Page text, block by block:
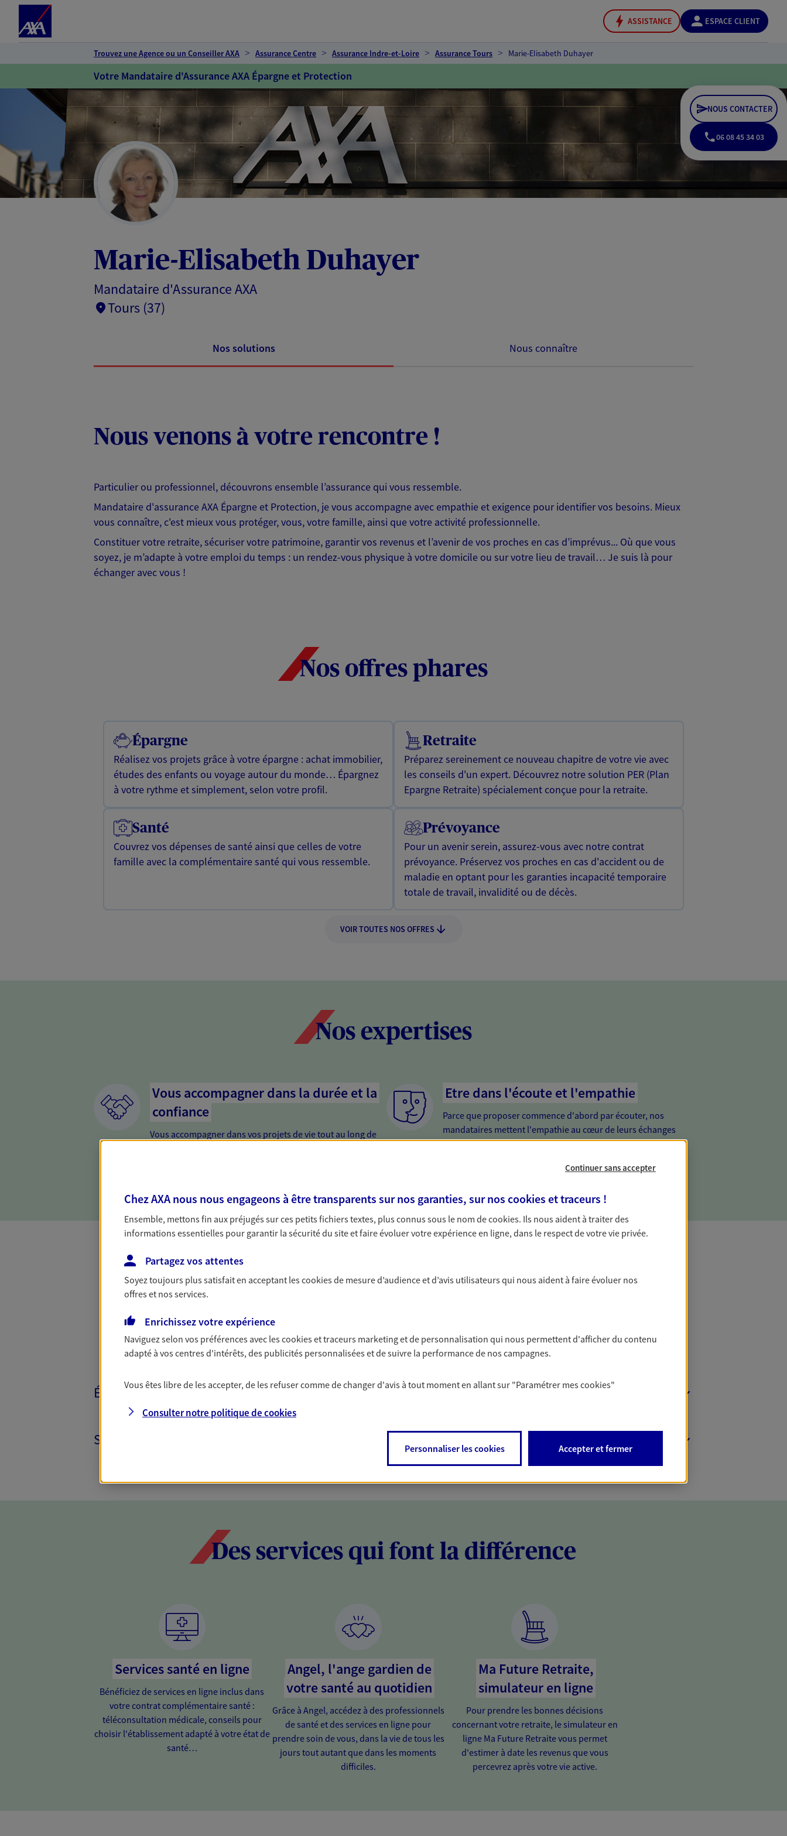
ASSISTANCE ESPACE CLIENT
Trouvez une Agence ou un Conseiller AXA Assurance Centre Assurance Indre-et-Loire Assurance Tours Marie-Elisabeth Duhayer
Votre Mandataire d'Assurance AXA Épargne et Protection
Marie-Elisabeth Duhayer
Mandataire d'Assurance AXA
Tours (37)
NOUS CONTACTER
06 08 45 34 03
Nos solutions Nous connaître
Nous venons à votre rencontre !
Particulier ou professionnel, découvrons ensemble l’assurance qui vous ressemble.
Mandataire d'assurance AXA Épargne et Protection, je vous accompagne avec empathie et exigence pour identifier vos besoins. Mieux
vous connaître, c'est mieux vous protéger, vous, votre famille, ainsi que votre activité professionnelle.
Constituer votre retraite, sécuriser votre patrimoine, garantir vos revenus et l’avenir de vos proches en cas d’imprévus... Où que vous
soyez, je m’adapte à votre emploi du temps : un rendez-vous physique à votre domicile ou sur votre lieu de travail… Je suis là pour
échanger avec vous !
Nos offres phares
Épargne
Réalisez vos projets grâce à votre épargne : achat immobilier,
études des enfants ou voyage autour du monde… Épargnez
à votre rythme et simplement, selon votre profil.
Retraite
Préparez sereinement ce nouveau chapitre de votre vie avec
les conseils d'un expert. Découvrez notre solution PER (Plan
Epargne Retraite) spécialement conçue pour la retraite.
Santé
Couvrez vos dépenses de santé ainsi que celles de votre
famille avec la complémentaire santé qui vous ressemble.
Prévoyance
Pour un avenir serein, assurez-vous avec notre contrat
prévoyance. Préservez vos proches en cas d'accident ou de
maladie en optant pour les garanties incapacité temporaire
totale de travail, invalidité ou de décès.
VOIR TOUTES NOS OFFRES
Nos expertises
Vous accompagner dans la durée et la
confiance
Vous accompagner dans vos projets de vie tout au long de
Etre dans l'écoute et l'empathie
Parce que proposer commence d'abord par écouter, nos
mandataires mettent l'empathie au cœur de leurs échanges
pour mieux comprendre vos besoins et mieux vous soutenir
Toutes nos solutions AXA Épargne et Protection
PARTICULIERS PROFESSIONNELS
ÉPARGNE ET RETRAITE
SANTÉ ET PRÉVOYANCE
Des services qui font la différence
Services santé en ligne
Bénéficiez de services en ligne inclus dans
votre contrat complémentaire santé :
téléconsultation médicale, conseils pour
choisir l'établissement adapté à votre état de
santé…
Angel, l'ange gardien de
votre santé au quotidien
Grâce à Angel, accédez à des professionnels
de santé et des services en ligne pour
prendre soin de vous, dans la vie de tous les
jours tout autant que dans les moments
difficiles.
Ma Future Retraite,
simulateur en ligne
Pour prendre les bonnes décisions
concernant votre retraite, le simulateur en
ligne Ma Future Retraite vous permet
d'estimer à date les revenus que vous
percevrez après votre vie active.
Continuer sans accepter
Chez AXA nous nous engageons à être transparents sur nos garanties, sur nos cookies et traceurs !
Ensemble, mettons fin aux préjugés sur ces petits fichiers textes, plus connus sous le nom decookies. Ils nous aident à traiter des
informations essentielles pour garantir la sécurité du site et faire évoluer votre expérience en ligne, dans le respect de votre vie privée.
Partagez vos attentes
Soyez toujours plus satisfait en acceptant lescookiesde mesure d’audience et d’avis utilisateurs qui nous aident à faire évoluer nos
offres et nos services.
Enrichissez votre expérience
Naviguez selon vos préférences avec lescookies et traceurs marketing et de personnalisation qui nous permettent d'afficher du contenu
adapté à vos centres d'intérêts, des publicités personnalisées et de suivre la performance de nos campagnes.
Vous êtes libre de les accepter, de les refuser comme de changer d'avis à tout moment en allant sur "Paramétrer mescookies"
Consulter notre politique decookies
Personnaliser les cookies Accepter et fermer